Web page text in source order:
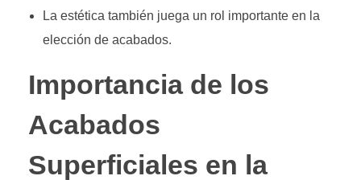
La estética también juega un rol importante en la
elección de acabados.
Importancia de los
Acabados
Superficiales en la